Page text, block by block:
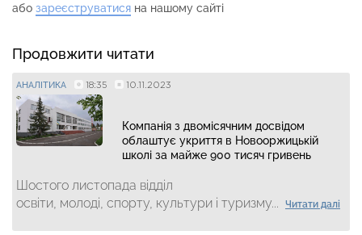
або зареєструватися на нашому сайті
Продовжити читати
АНАЛІТИКА 18:35 10.11.2023
Компанія з двомісячним досвідом
облаштує укриття в Новооржицькій
школі за майже 900 тисяч гривень
Шостого листопада відділ
освіти, молоді, спорту, культури і туризму...
Читати далі